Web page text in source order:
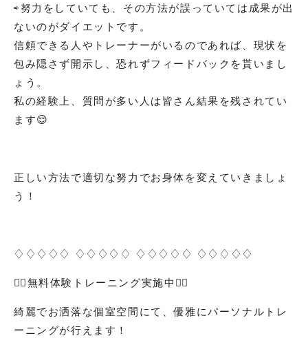
⇨努力をしていても、その方法が誤っていては成果が出
ないのがダイエットです。
信頼できる人やトレーナーがいるのであれば、現状を
包み隠さず開示し、恐れずフィードバックを貰いまし
ょう。
私の経験上、質問が多い人は皆さん結果を残されてい
ます😌
正しい方法で適切な努力でお身体を変えていきましょ
う！
♢♢♢♢♢ ♢♢♢♢♢ ♢♢♢♢♢ ♢♢♢♢♢
🏋️‍♀️ 無料体験トレーニング実施中 🏋️‍♂️
綺麗でお洒落な個室空間にて、優雅にパーソナルトレ
ーニングが行えます！